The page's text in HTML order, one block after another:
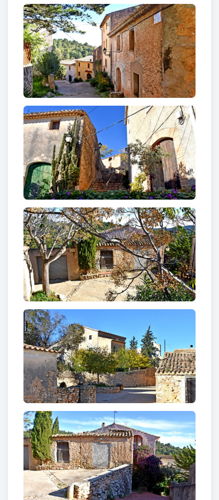
Els segles XVI i XVII Masarbonès s’engrandí, i el
1787 el nucli comptava amb 52 habitants, batlle
propi i una església d’estil neoclàssic dedicada a
Sant Bartomeu, de la qual en destaca el seu
campanar d’espadanya.
Al 1830 al lloc hi vivien 105 habitants però aquesta
xifra es va anar reduint a partir de la crisi de la
fil·loxera, el 1911, la Guerra Civil i la crisi del camp
provocat per les gelades de 1956, fins a arribar a la
vintena de residents que té actualment.
Passejant per Masarbonès es poden descobrir un
conjunt de carrers i cases que conserven l’estil propi
així com en tres masies sobresurten del conjunt
d’edificis entorn de les quals s’hi van construir la
resta de cases.
Per tots els voltants del poble es poden observar
també una gran quantitat demarges i
barraquesque es van construir en el passat per
guanyar terrenys per conrear a les muntanyes del
paisatge que caracteritza aquest llogaret.
A més a més, hi ha unaruta que comunica aquest
nucli amb el de Masllorençque es pot fer a peu o
amb bicicleta tot gaudint d’un bell paisatge en mig
de bosc i terres conreades.